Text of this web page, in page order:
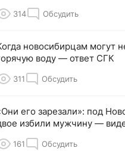
314 Обсудить
новосибирцам могут
воду — ответ СГК
311 Обсудить
его зарезали»: под
избили мужчину —
161 Обсудить